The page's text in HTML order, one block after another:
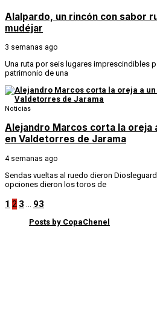
Alalpardo, un rincón con sabor
mudéjar
3 semanas ago
Una ruta por seis lugares imprescindibles
patrimonio de una
Noticias
Alejandro Marcos corta la oreja
en Valdetorres de Jarama
4 semanas ago
Sendas vueltas al ruedo dieron
opciones dieron los toros de
1 2 3 … 93
Posts by CopaChenel